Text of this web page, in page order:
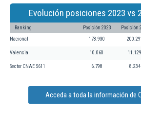
Evolución posiciones 2023 vs
Ranking Posición 2023 Posición
Nacional 178.930 200.291
Valencia 10.060 11.129
Sector CNAE 5611 6.798 8.234
Acceda a toda la información de